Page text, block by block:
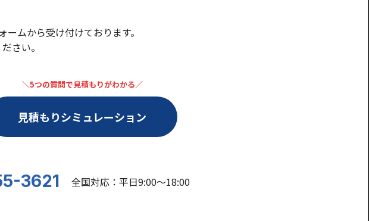
ムから受け付けております。
さい。
＼5つの質問で見積もりがわかる／
見積もりシミュレーション
3621 全国対応：平日9:00〜18:00